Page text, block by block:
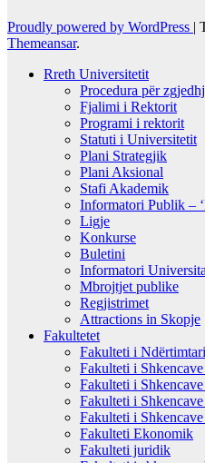
Proudly powered by WordPress |
Themeansar.
Rreth Universitetit
Procedura për
Fjalimi i Rektorit
Programi i rektorit
Statuti i Universitetit
Plani Strategjik
Plani Aksional
Stafi Akademik
Informatori Publik –
Ligje
Konkurse
Buletini
Informatori
Mbrojtjet publike
Regjistrimet
Attractions in Skopje
Fakultetet
Fakulteti i
Fakulteti i
Fakulteti i
Fakulteti i
Fakulteti i
Fakulteti Ekonomik
Fakulteti juridik